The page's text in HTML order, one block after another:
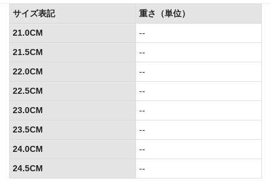
サイズ表記
重さ（単位）
21.0CM
--
21.5CM
--
22.0CM
--
22.5CM
--
23.0CM
--
23.5CM
--
24.0CM
--
24.5CM
--